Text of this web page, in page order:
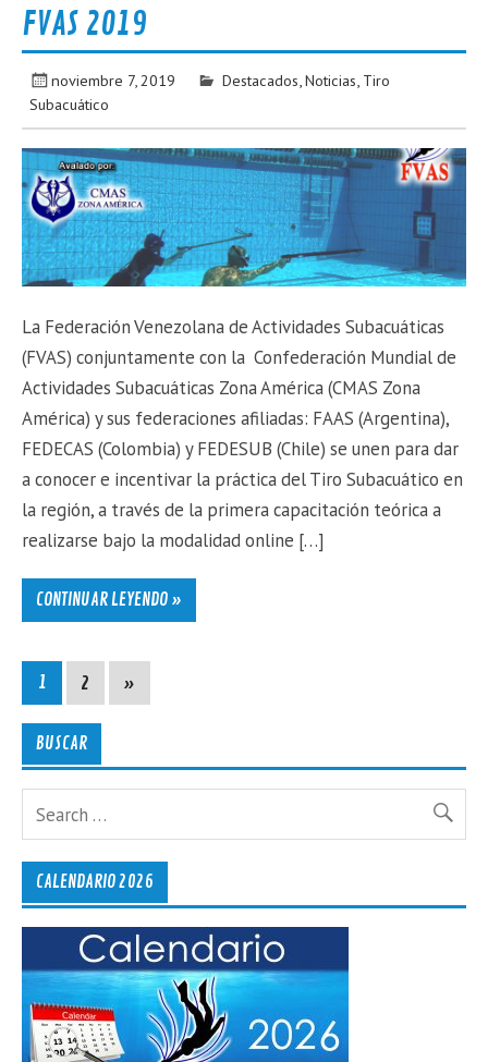
FVAS 2019
noviembre 7, 2019 Destacados,Noticias, Tiro
Subacuático
La Federación Venezolana de Actividades Subacuáticas
(FVAS) conjuntamente con la Confederación Mundial de
Actividades Subacuáticas Zona América (CMAS Zona
América) y sus federaciones afiliadas: FAAS (Argentina),
FEDECAS (Colombia) y FEDESUB (Chile) se unen para dar
a conocer e incentivar la práctica del Tiro Subacuático en
la región, a través de la primera capacitación teórica a
realizarse bajo la modalidad online […]
CONTINUAR LEYENDO »
1 2 »
BUSCAR
CALENDARIO 2026